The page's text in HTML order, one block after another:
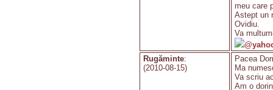
meu care
Astept un
Ovidiu.
Va
Rugăminte:
(2010-08-15)
Pacea
Ma
Va scriu
Am o